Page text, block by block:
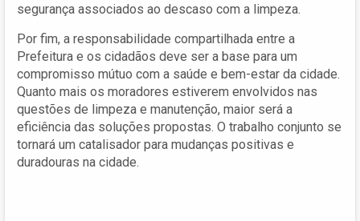
segurança associados ao descaso com a limpeza.
Por fim, a responsabilidade compartilhada entre a
Prefeitura e os cidadãos deve ser a base para um
compromisso mútuo com a saúde e bem-estar da cidade.
Quanto mais os moradores estiverem envolvidos nas
questões de limpeza e manutenção, maior será a
eficiência das soluções propostas. O trabalho conjunto se
tornará um catalisador para mudanças positivas e
duradouras na cidade.